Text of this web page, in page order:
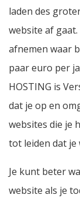
laden des
website af
afnemen waar
paar euro per
HOSTING is
dat je op en
websites die je
tot leiden dat je
Je kunt beter
website als je